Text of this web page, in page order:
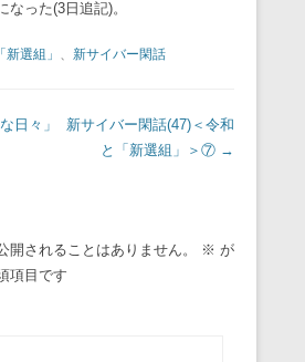
なった(3日追記)。
選組」 、 新サイバー閑話
日々」
新サイバー閑話(47)＜令和
と「新選組」＞⑦ →
開されることはありません。 ※ が
項目です